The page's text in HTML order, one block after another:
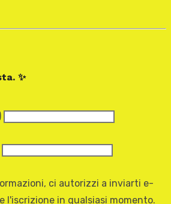
✨
ci autorizzi a inviarti e-
l'iscrizione in qualsiasi momento.